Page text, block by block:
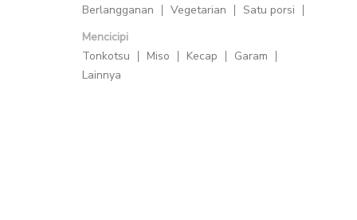
Berlangganan
Vegetarian
Satu porsi
Mencicipi
Tonkotsu
Miso Kecap
Garam
Lainnya